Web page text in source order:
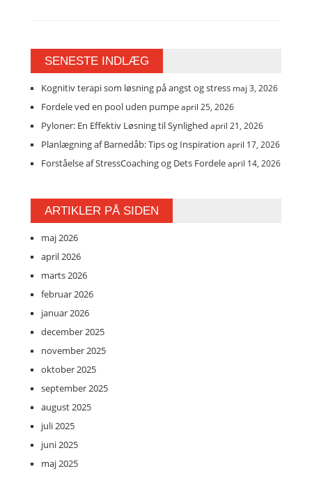
SENESTE INDLÆG
Kognitiv terapi som løsning på angst og stress maj 3, 2026
Fordele ved en pool uden pumpeapril 25, 2026
Pyloner: En Effektiv Løsning til Synlighed april 21, 2026
Planlægning af Barnedåb: Tips og Inspiration april 17, 2026
Forståelse af StressCoaching og Dets Fordeleapril 14, 2026
ARTIKLER PÅ SIDEN
maj 2026
april 2026
marts 2026
februar 2026
januar 2026
december 2025
november 2025
oktober 2025
september 2025
august 2025
juli 2025
juni 2025
maj 2025